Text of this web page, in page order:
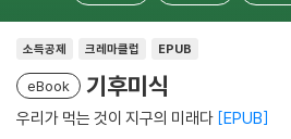
소득공제 크레마클럽 EPUB
eBook 기후미식
우리가 먹는 것이 지구의 미래다 EPUB